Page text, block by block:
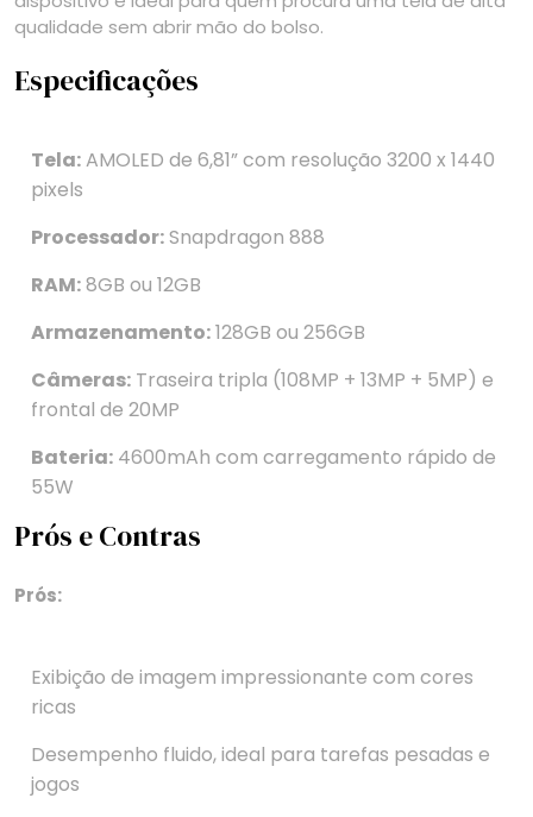
qualidade sem abrir mão do bolso.
Especificações
Tela:AMOLED de 6,81” com resolução 3200 x 1440
pixels
Processador:Snapdragon 888
RAM:8GB ou 12GB
Armazenamento:128GB ou 256GB
Câmeras: Traseira tripla (108MP + 13MP + 5MP) e
frontal de 20MP
Bateria: 4600mAh com carregamento rápido de
55W
Prós e Contras
Prós:
Exibição de imagem impressionante com cores
ricas
Desempenho fluido, ideal para tarefas pesadas e
jogos